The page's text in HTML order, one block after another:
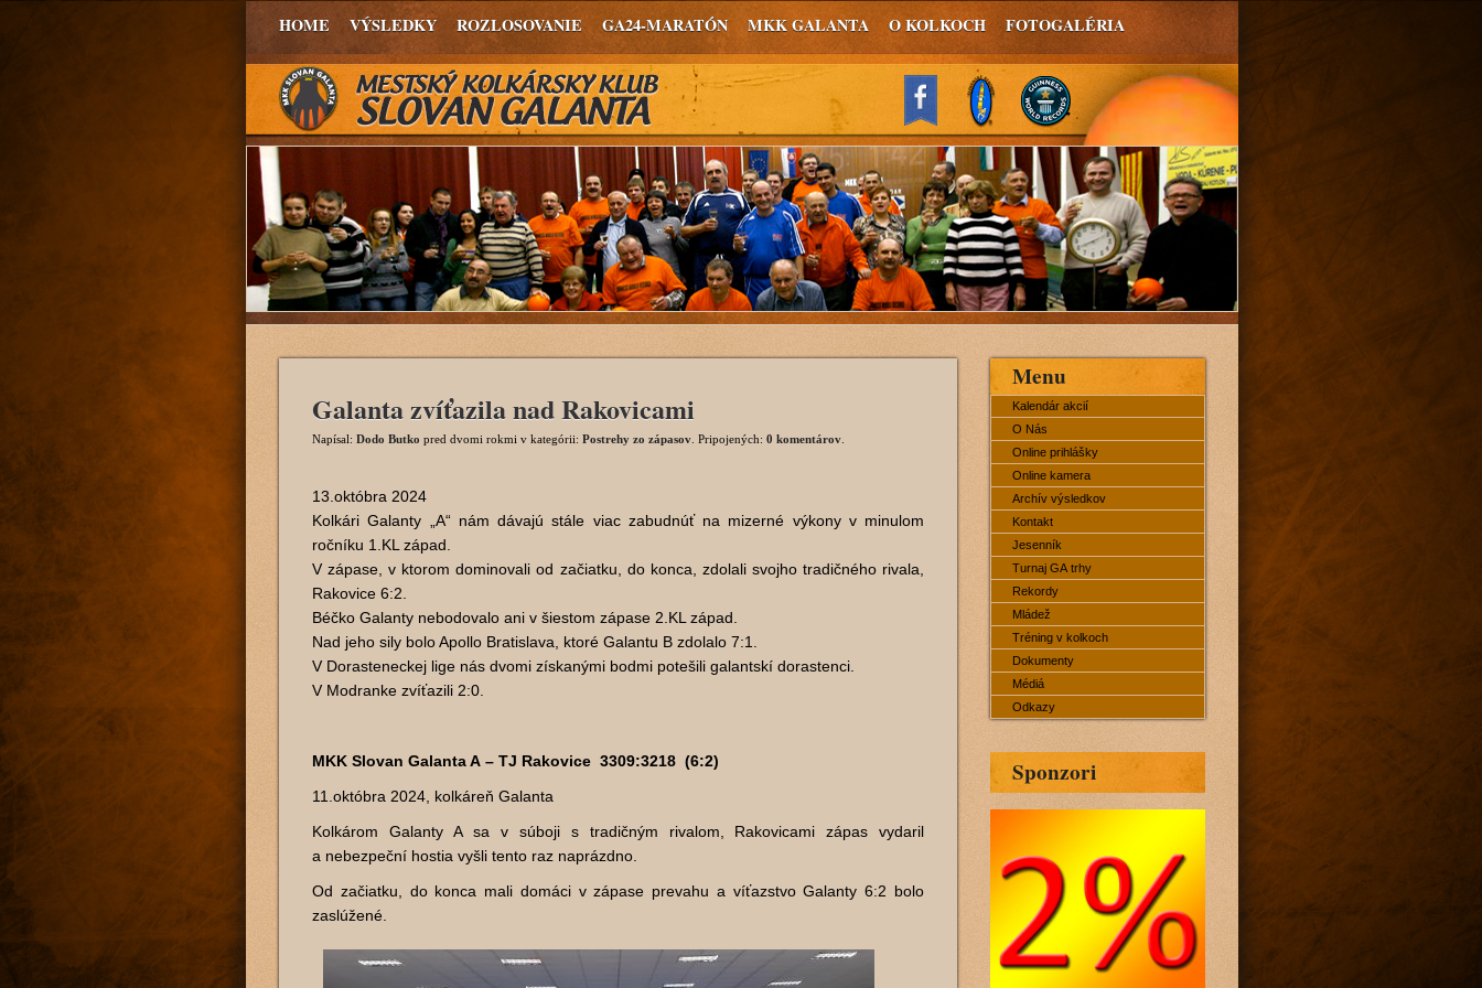
HOME VÝSLEDKY ROZLOSOVANIE GA24-MARATÓN MKK GALANTA O KOLKOCH FOTOGALÉRIA
Galanta zvíťazila nad Rakovicami
Napísal: Dodo Butko pred dvomi rokmi v kategórii: Postrehy zo zápasov . Pripojených: 0 komentárov
13.októbra 2024
Kolkári Galanty „A“ nám dávajú stále viac zabudnúť na mizerné výkony v minulom
ročníku 1.KL západ.
V zápase, v ktorom dominovali od začiatku, do konca, zdolali svojho tradičného rivala,
Rakovice 6:2.
Béčko Galanty nebodovalo ani v šiestom zápase 2.KL západ.
Nad jeho sily bolo Apollo Bratislava, ktoré Galantu B zdolalo 7:1.
V Dorasteneckej lige nás dvomi získanými bodmi potešili galantskí dorastenci.
V Modranke zvíťazili 2:0.
MKK Slovan Galanta A – TJ Rakovice 3309:3218 (6:2)
11.októbra 2024, kolkáreň Galanta
Kolkárom Galanty A sa v súboji s tradičným rivalom, Rakovicami zápas vydaril
a nebezpeční hostia vyšli tento raz naprázdno.
Od začiatku, do konca mali domáci v zápase prevahu a víťazstvo Galanty 6:2 bolo
zaslúžené.
Menu
Kalendár akcií
O Nás
Online prihlášky
Online kamera
Archív výsledkov
Kontakt
Jesenník
Turnaj GA trhy
Rekordy
Mládež
Tréning v kolkoch
Dokumenty
Médiá
Odkazy
Sponzori